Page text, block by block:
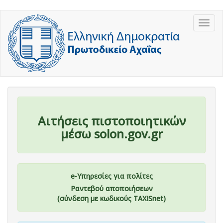
Παράκαμψη
προς
κυρίως
περιεχόμενο
Αιτήσεις πιστοποιητικών
μέσω solon.gov.gr
e-Υπηρεσίες για πολίτες
Ραντεβού αποποιήσεων
(σύνδεση με κωδικούς TAXISnet)